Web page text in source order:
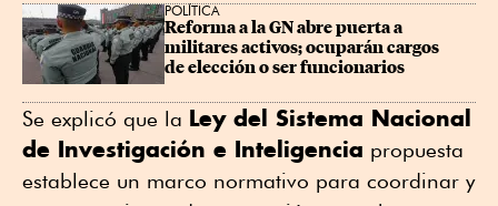
POLÍTICA
Reforma a la GN abre puerta a
militares activos; ocuparán cargos
de elección o ser funcionarios
Se explicó que la Ley del Sistema Nacional
de Investigación e Inteligencia propuesta
establece un marco normativo para coordinar y